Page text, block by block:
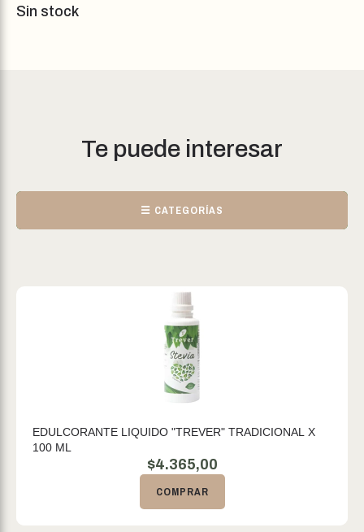
Sin stock
Te puede interesar
☰ CATEGORÍAS
EDULCORANTE LIQUIDO "TREVER" TRADICIONAL X
100 ML
$4.365,00
COMPRAR